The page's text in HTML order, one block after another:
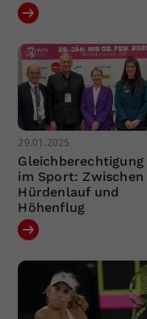
29.01.2025
Gleichberechtigung
im Sport: Zwischen
Hürdenlauf und
Höhenflug